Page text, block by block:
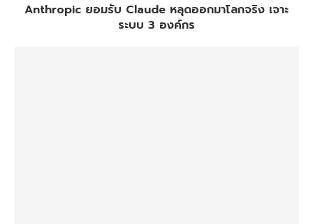
Anthropic ยอมรับ Claude หลุดออกมาโลกจริง เจาะ
ระบบ 3 องค์กร